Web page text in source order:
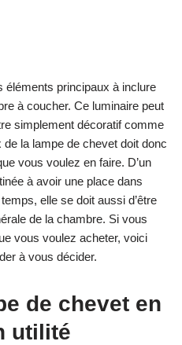
éléments principaux à inclure
à coucher. Ce luminaire peut
simplement décoratif comme
la lampe de chevet doit donc
vous voulez en faire. D’un
à avoir une place dans
elle se doit aussi d’être
de la chambre. Si vous
vous voulez acheter, voici
à vous décider.
de chevet en
utilité